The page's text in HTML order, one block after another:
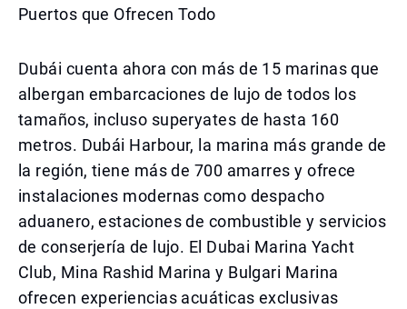
Puertos que Ofrecen Todo
Dubái cuenta ahora con más de 15 marinas que
albergan embarcaciones de lujo de todos los
tamaños, incluso superyates de hasta 160
metros. Dubái Harbour, la marina más grande de
la región, tiene más de 700 amarres y ofrece
instalaciones modernas como despacho
aduanero, estaciones de combustible y servicios
de conserjería de lujo. El Dubai Marina Yacht
Club, Mina Rashid Marina y Bulgari Marina
ofrecen experiencias acuáticas exclusivas